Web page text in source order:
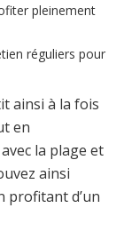
pleinement
réguliers pour
ainsi à la fois
en
la plage et
ainsi
profitant d’un